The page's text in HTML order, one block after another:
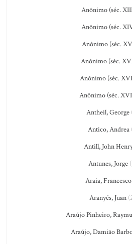
Anônimo (séc.
Anônimo (séc.
Anônimo (séc.
Anônimo (séc.
Anônimo (séc.
Anônimo (séc.
Antheil, George
Antico, Andrea
Antill, John
Antunes, Jorge
Araia, Francesco
Aranyés, Juan
Araújo Pinheiro,
Araújo, Damião